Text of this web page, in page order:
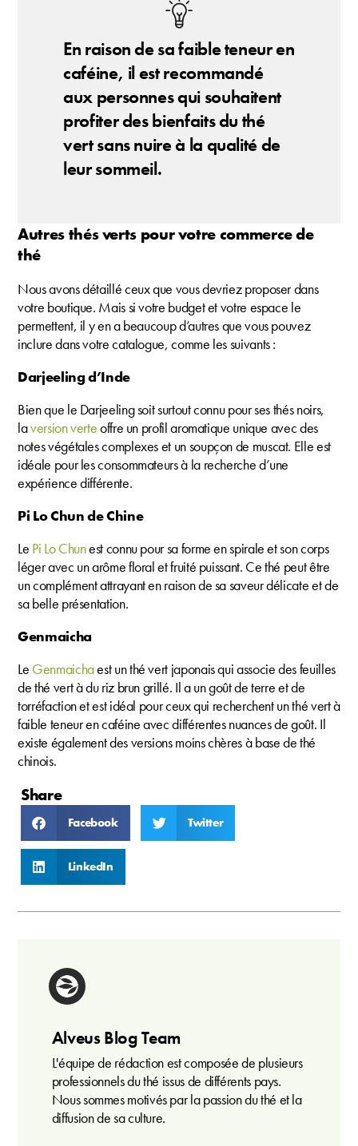
En raison de sa faible teneur en
caféine, il est recommandé
aux personnes qui souhaitent
profiter des bienfaits du thé
vert sans nuire à la qualité de
leur sommeil.
Autres thés verts pour votre commerce de
thé
Nous avons détaillé ceux que vous devriez proposer dans
votre boutique. Mais si votre budget et votre espace le
permettent, il y en a beaucoup d’autres que vous pouvez
inclure dans votre catalogue, comme les suivants :
Darjeeling d’Inde
Bien que le Darjeeling soit surtout connu pour ses thés noirs,
laversion verteoffre un profil aromatique unique avec des
notes végétales complexes et un soupçon de muscat. Elle est
idéale pour les consommateurs à la recherche d’une
expérience différente.
Pi Lo Chun de Chine
Le Pi Lo Chunest connu pour sa forme en spirale et son corps
léger avec un arôme floral et fruité puissant. Ce thé peut être
un complément attrayant en raison de sa saveur délicate et de
sa belle présentation.
Genmaicha
Le Genmaichaest un thé vert japonais qui associe des feuilles
de thé vert à du riz brun grillé. Il a un goût de terre et de
torréfaction et est idéal pour ceux qui recherchent un thé vert à
faible teneur en caféine avec différentes nuances de goût. Il
existe également des versions moins chères à base de thé
chinois.
Share
Facebook Twitter
LinkedIn
Alveus Blog Team
L'équipe de rédaction est composée de plusieurs
professionnels du thé issus de différents pays.
Nous sommes motivés par la passion du thé et la
diffusion de sa culture.